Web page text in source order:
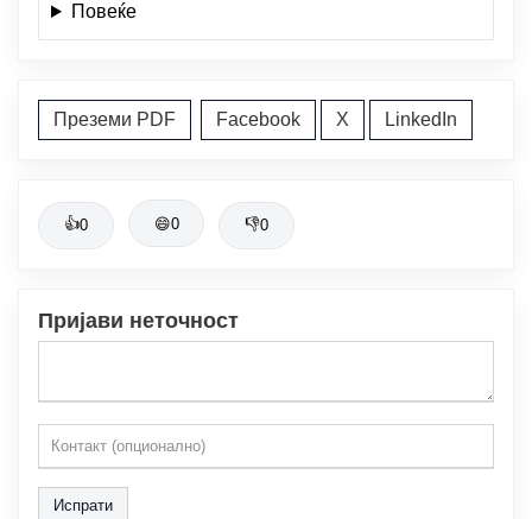
Повеќе
Преземи PDF Facebook X LinkedIn
👍0 😄0 👎0
Пријави неточност
Испрати